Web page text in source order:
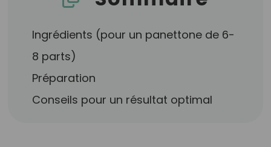
Ingrédients (pour un panettone de 6-
8 parts)
Préparation
Conseils pour un résultat optimal